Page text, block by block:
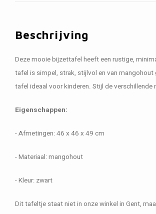
Beschrijving
Deze mooie bijzettafel heeft een rustige,
tafel is simpel, strak, stijlvol en van
tafel ideaal voor kinderen. Stijl de
Eigenschappen:
- Afmetingen: 46 x 46 x 49 cm
- Materiaal: mangohout
- Kleur: zwart
Dit tafeltje staat niet in onze winkel in Gent,